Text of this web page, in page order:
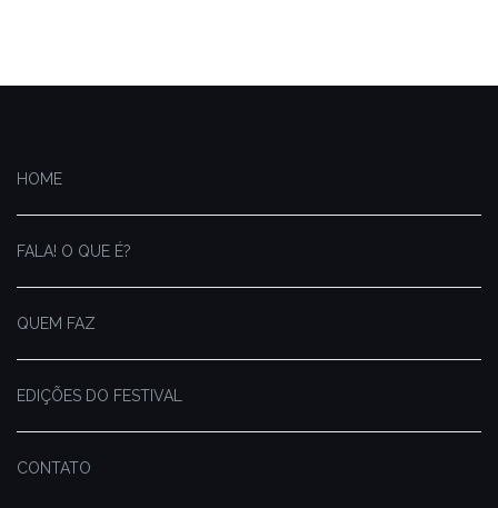
HOME
FALA! O QUE É?
QUEM FAZ
EDIÇÕES DO FESTIVAL
CONTATO